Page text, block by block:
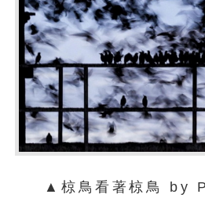
▲椋鳥看著椋鳥 by